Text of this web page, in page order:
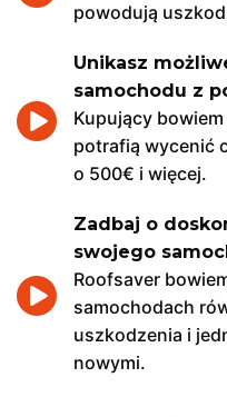
powodują
Unikasz
samochodu z
Kupujący
potrafią wycenić
o 500€ i więcej.
Zadbaj o
swojego
Roofsaver
samochodach
uszkodzenia i
nowymi.